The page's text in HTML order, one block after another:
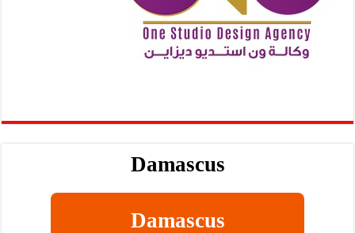
Damascus
Damascus